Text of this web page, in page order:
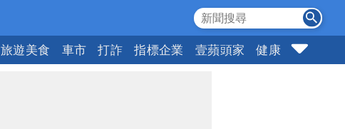
旅遊美食 車市 打詐 指標企業 壹蘋頭家 健康 購物